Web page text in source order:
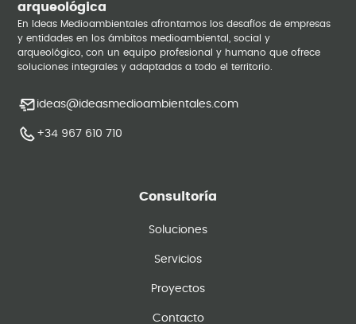
arqueológica
En Ideas Medioambientales afrontamos los desafíos de empresas
y entidades en los ámbitos medioambiental, social y
arqueológico, con un equipo profesional y humano que ofrece
soluciones integrales y adaptadas a todo el territorio.
ideas@ideasmedioambientales.com
+34 967 610 710
Consultoría
Soluciones
Servicios
Proyectos
Contacto